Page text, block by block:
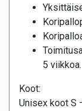
5 viikkoa.
Koot:
Unisex koot S